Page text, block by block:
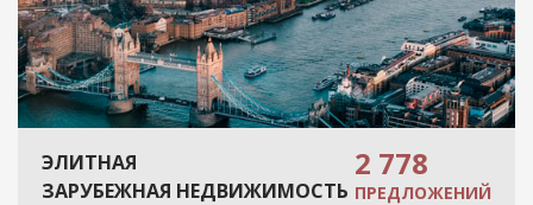
ЭЛИТНАЯ
ЗАРУБЕЖНАЯ НЕДВИЖИМОСТЬ
2 778
ПРЕДЛОЖЕНИЙ